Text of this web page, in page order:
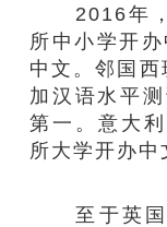
2016年，
所中小学开
中文。邻国
加汉语水平
第一。意大
所大学开办中
至于英国